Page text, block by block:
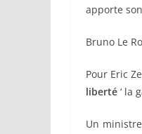
apporte
Bruno Le
Pour Eric
liberté ‘ la
Un